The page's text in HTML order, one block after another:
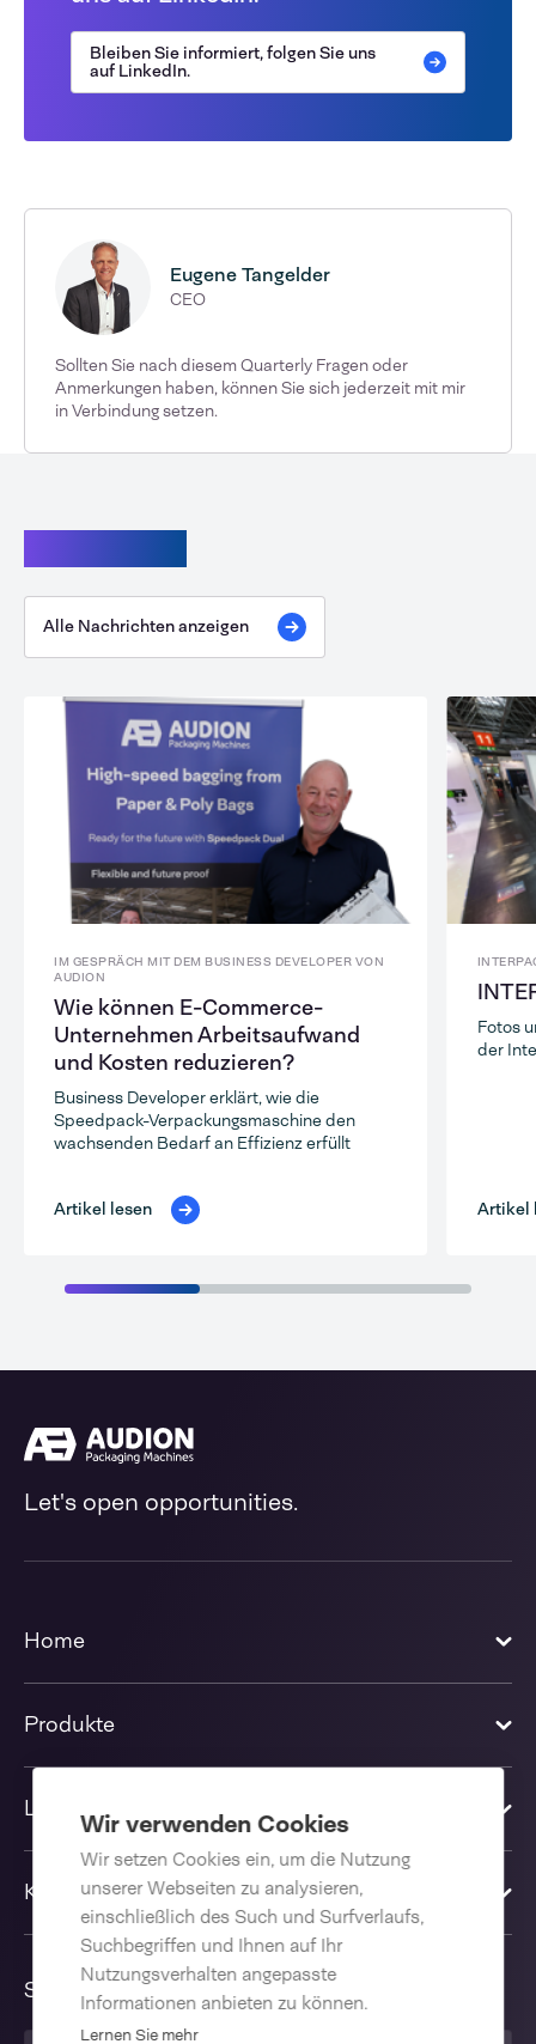
Wir verwenden Cookies
Wir setzen Cookies ein, um die Nutzung
unserer Webseiten zu analysieren,
einschließlich des Such und Surfverlaufs,
Suchbegriffen und Ihnen auf Ihr
Nutzungsverhalten angepasste
Informationen anbieten zu können.
Lernen Sie mehr
Bleiben Sie informiert, folgen Sie uns
auf LinkedIn.
Eugene Tangelder
CEO
Sollten Sie nach diesem Quarterly Fragen oder
Anmerkungen haben, können Sie sich jederzeit mit mir
in Verbindung setzen.
Alle Nachrichten anzeigen
IM GESPRÄCH MIT DEM BUSINESS DEVELOPER VON
AUDION
Wie können E-Commerce-
Unternehmen Arbeitsaufwand
und Kosten reduzieren?
Business Developer erklärt, wie die
Speedpack-Verpackungsmaschine den
wachsenden Bedarf an Effizienz erfüllt
Artikel lesen
Fotos
der
Artikel
Let's open opportunities.
Home
Produkte
Lösungen
Kontakt
Sprache